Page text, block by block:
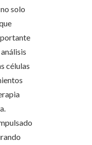
solo
células